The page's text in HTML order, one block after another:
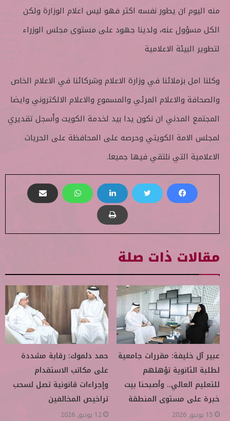
منه اليوم ان يطور نفسه اكثر فهو ليس اعلام الوزارة ولكن
الكل مسؤول عنه، ولدينا جهود على مستوى مجلس الوزراء
لتطوير البيئة الاعلامية
وكلنا امل بزملائنا في وزارة الاعلام وشركائنا في الاعلام الخاص
والصحافة والاعلام المرئي والمسموع والاعلام الالكتروني وايضا
المجتمع المدني ان نكون يدا بيد لخدمة الكويت وأسجل تقديري
لمجلس الامة الكويتي وحرصه على المحافظة على الحريات
الاعلامية التي نلتقي فيها جميعا.
مقالات ذات صلة
عبير آل خليفة: مقررات جامعية
لطلبة الثانوية تؤهلهم
للتعليم العالي.. وأصبحنا بيت
خبرة على مستوى المنطقة
15 يونيو, 2026
حمد دلموك: رقابة مشددة
على مكاتب الاستقدام
وإجراءات قانونية تصل لسحب
تراخيص المخالفين
12 يونيو, 2026